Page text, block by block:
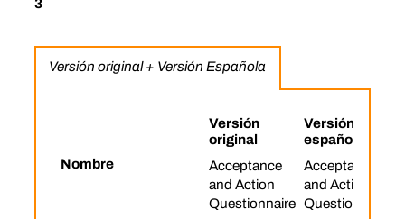
Versión original + Versión Española
Versión
original
Versión
española
Nombre
Acceptance
and Action
Questionnaire
Acceptance
and Action
Questionnaire